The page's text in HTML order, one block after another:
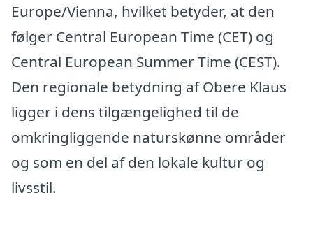
Europe/Vienna, hvilket betyder, at den
følger Central European Time (CET) og
Central European Summer Time (CEST).
Den regionale betydning af Obere Klaus
ligger i dens tilgængelighed til de
omkringliggende naturskønne områder
og som en del af den lokale kultur og
livsstil.